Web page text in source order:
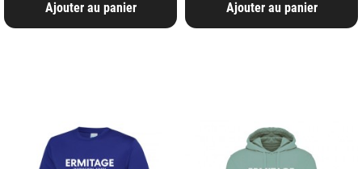
Ajouter au panier Ajouter au panier